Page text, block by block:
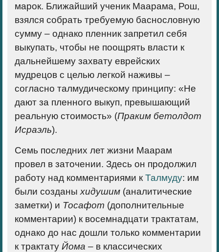
марок. Ближайший ученик Маарама, Рош,
взялся собрать требуемую баснословную
сумму – однако пленник запретил себя
выкупать, чтобы не поощрять власти к
дальнейшему захвату еврейских
мудрецов с целью легкой наживы –
согласно талмудическому принципу: «Не
дают за пленного выкуп, превышающий
реальную стоимость» (Праким бетолдот
Исраэль).
Семь последних лет жизни Маарам
провел в заточении. Здесь он продолжил
работу над комментариями к Талмуду: им
были созданы хидушим (аналитические
заметки) и Тосафот (дополнительные
комментарии) к восемнадцати трактатам,
однако до нас дошли только комментарии
к трактату Йома – в классических